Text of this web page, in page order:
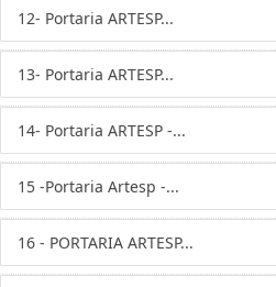
12- Portaria ARTESP...
13- Portaria ARTESP...
14- Portaria ARTESP -...
15 -Portaria Artesp -...
16 - PORTARIA ARTESP...